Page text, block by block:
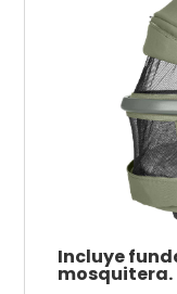
Incluye
mosquitera.